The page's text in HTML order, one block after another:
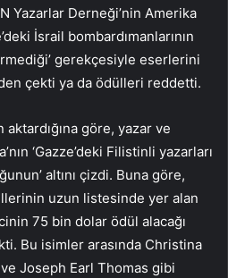
Yazarlar Derneği’nin Amerika
İsrail bombardımanlarının
gerekçesiyle eserlerini
çekti ya da ödülleri reddetti.
göre, yazar ve
‘Gazze’deki Filistinli yazarları
altını çizdi. Buna göre,
uzun listesinde yer alan
75 bin dolar ödül alacağı
Bu isimler arasında Christina
Joseph Earl Thomas gibi